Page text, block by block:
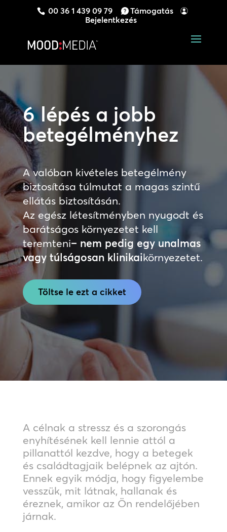
00 36 1 439 09 79
Támogatás
Bejelentkezés
6 lépés a jobb
betegélményhez
A valóban kivételes betegélmény
biztosítása túlmutat a magas szintű
ellátás biztosításán.
Az egész létesítményben nyugodt és
barátságos környezetet kell
teremteni– nem pedig egy unalmas
vagy túlságosan klinikaikörnyezetet.
Töltse le ezt a cikket
A célnak a stressz és a szorongás
enyhítésének kell lennie attól a
pillanattól kezdve, hogy a betegek
és családtagjaik belépnek az ajtón.
Ennek egyik módja, hogy figyelembe
vesszük, mit látnak, hallanak és
éreznek, amikor az Ön rendelőjében
járnak.